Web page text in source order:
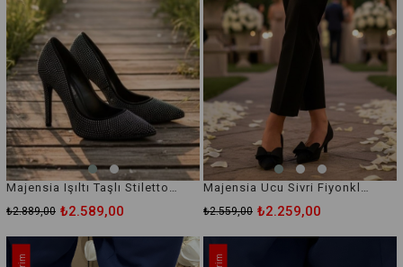
Majensia Işıltı Taşlı Stiletto Topuklu Ayakkabı
₺2.589,00
₺2.889,00
Majensia Ucu Sivri Fiyonklu Topuklu Ayakkabı
₺2.259,00
₺2.559,00